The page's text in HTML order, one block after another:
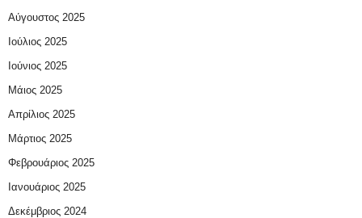
Αύγουστος 2025
Ιούλιος 2025
Ιούνιος 2025
Μάιος 2025
Απρίλιος 2025
Μάρτιος 2025
Φεβρουάριος 2025
Ιανουάριος 2025
Δεκέμβριος 2024